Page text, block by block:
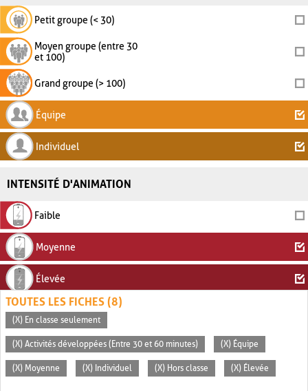
Petit groupe (< 30)
Moyen groupe (entre 30
et 100)
Grand groupe (> 100)
Équipe
Individuel
INTENSITÉ D'ANIMATION
Faible
Moyenne
Élevée
TOUTES LES FICHES (8)
(X) En classe seulement
(X) Activités développées (Entre 30 et 60 minutes) (X) Équipe
(X) Moyenne (X) Individuel (X) Hors classe (X) Élevée